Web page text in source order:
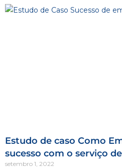
Estudo de caso Como
sucesso com o serviço
setembro 1, 2022